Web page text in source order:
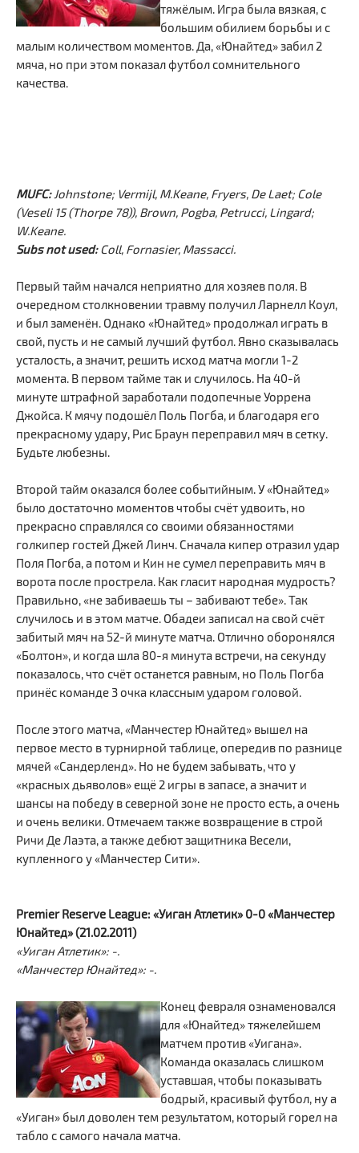
тяжёлым. Игра была вязкая, с
большим обилием борьбы и с
малым количеством моментов. Да, «Юнайтед» забил 2
мяча, но при этом показал футбол сомнительного
качества.
MUFC:Johnstone; Vermijl, M.Keane, Fryers, De Laet; Cole
(Veseli 15 (Thorpe 78)), Brown, Pogba, Petrucci, Lingard;
W.Keane.
Subs not used:Coll, Fornasier, Massacci.
Первый тайм начался неприятно для хозяев поля. В
очередном столкновении травму получил Ларнелл Коул,
и был заменён. Однако «Юнайтед» продолжал играть в
свой, пусть и не самый лучший футбол. Явно сказывалась
усталость, а значит, решить исход матча могли 1-2
момента. В первом тайме так и случилось. На 40-й
минуте штрафной заработали подопечные Уоррена
Джойса. К мячу подошёл Поль Погба, и благодаря его
прекрасному удару, Рис Браун переправил мяч в сетку.
Будьте любезны.
Второй тайм оказался более событийным. У «Юнайтед»
было достаточно моментов чтобы счёт удвоить, но
прекрасно справлялся со своими обязанностями
голкипер гостей Джей Линч. Сначала кипер отразил удар
Поля Погба, а потом и Кин не сумел переправить мяч в
ворота после прострела. Как гласит народная мудрость?
Правильно, «не забиваешь ты – забивают тебе». Так
случилось и в этом матче. Обадеи записал на свой счёт
забитый мяч на 52-й минуте матча. Отлично оборонялся
«Болтон», и когда шла 80-я минута встречи, на секунду
показалось, что счёт останется равным, но Поль Погба
принёс команде 3 очка классным ударом головой.
После этого матча, «Манчестер Юнайтед» вышел на
первое место в турнирной таблице, опередив по разнице
мячей «Сандерленд». Но не будем забывать, что у
«красных дьяволов» ещё 2 игры в запасе, а значит и
шансы на победу в северной зоне не просто есть, а очень
и очень велики. Отмечаем также возвращение в строй
Ричи Де Лаэта, а также дебют защитника Весели,
купленного у «Манчестер Сити».
Premier Reserve League: «Уиган Атлетик» 0-0 «Манчестер
Юнайтед» (21.02.2011)
«Уиган Атлетик»: -.
«Манчестер Юнайтед»: -.
Конец февраля ознаменовался
для «Юнайтед» тяжелейшем
матчем против «Уигана».
Команда оказалась слишком
уставшая, чтобы показывать
бодрый, красивый футбол, ну а
«Уиган» был доволен тем результатом, который горел на
табло с самого начала матча.